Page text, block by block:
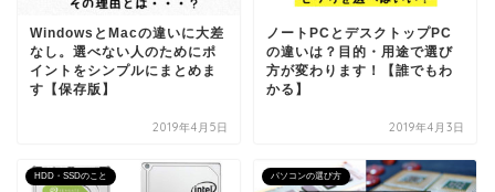
WindowsとMacの違いに大差
なし。選べない人のためにポ
イントをシンプルにまとめま
す【保存版】
2019年4月5日
ノートPCとデスクトップPC
の違いは？目的・用途で選び
方が変わります！【誰でもわ
かる】
2019年4月3日
HDD・SSDのこと パソコンの選び方